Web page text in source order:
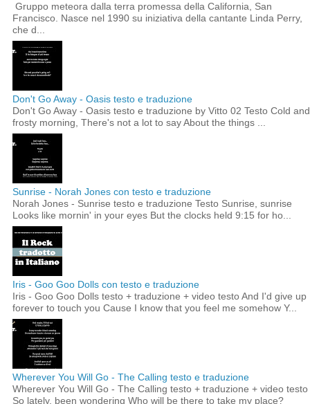
Gruppo meteora dalla terra promessa della California, San
Francisco. Nasce nel 1990 su iniziativa della cantante Linda Perry,
che d...
Don't Go Away - Oasis testo e traduzione
Don't Go Away - Oasis testo e traduzione by Vitto 02 Testo Cold and
frosty morning, There's not a lot to say About the things ...
Sunrise - Norah Jones con testo e traduzione
Norah Jones - Sunrise testo e traduzione Testo Sunrise, sunrise
Looks like mornin' in your eyes But the clocks held 9:15 for ho...
Iris - Goo Goo Dolls con testo e traduzione
Iris - Goo Goo Dolls testo + traduzione + video testo And I'd give up
forever to touch you Cause I know that you feel me somehow Y...
Wherever You Will Go - The Calling testo e traduzione
Wherever You Will Go - The Calling testo + traduzione + video testo
So lately, been wondering Who will be there to take my place?